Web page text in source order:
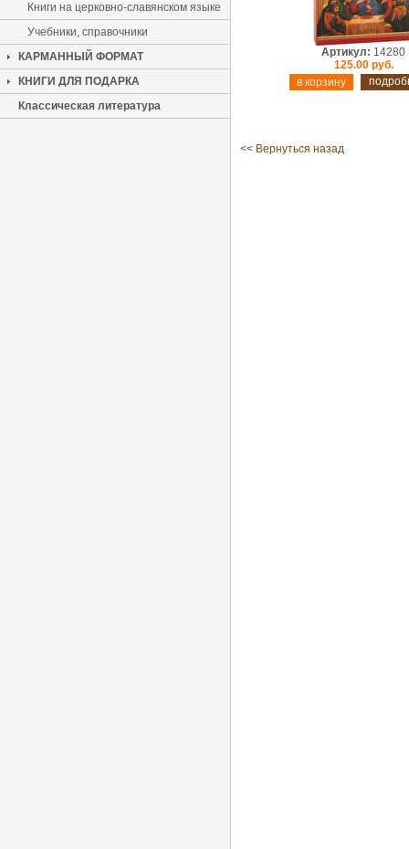
Книги на церковно-славянском языке
Учебники, справочники
КАРМАННЫЙ ФОРМАТ
КНИГИ ДЛЯ ПОДАРКА
Классическая литература
Артикул: 14280
125.00 руб.
<< Вернуться назад